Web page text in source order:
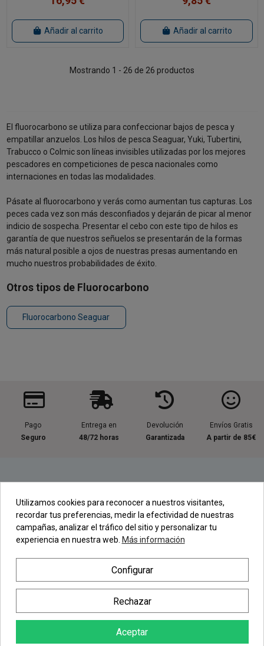
Añadir al carrito Añadir al carrito
Mostrando 1 - 26 de 26 productos
El fluorocarbono se utiliza para confeccionar bajos de pesca y
empatillar anzuelos. Los hilos de pesca Seaguar, Yuki, Tubertini,
Trabucco o Colmic son líneas invisibles utilizadas por los mejores
pescadores en competiciones de pesca nacionales como
internaciones en todas las modalidades.
Pásate al fluorocarbono y verás como aumentan tus capturas. Los
peces cada vez son más desconfiados y dejarán de picar al menor
indicio de sospecha. Presentar el cebo con este tipo de hilos es
garantía de que nuestros señuelos se presentarán de la formas
más natural posible a ojos de nuestras presas aumentando en
mucho nuestros probabilidades de éxito.
Otros tipos de Fluorocarbono
Fluorocarbono Seaguar
Pago
Seguro
Entrega en
48/72 horas
Devolución
Garantizada
Envíos Gratis
A partir de 85€
Contacta con nosotros
Regístrate en nuestra Newsletter
Newsletter
Utilizamos cookies para reconocer a nuestros visitantes,
recordar tus preferencias, medir la efectividad de nuestras
campañas, analizar el tráfico del sitio y personalizar tu
experiencia en nuestra web. Más información
Configurar
Rechazar
Aceptar